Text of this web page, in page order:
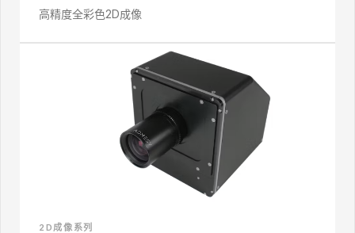
高精度全彩色2D成像
2D成像系列